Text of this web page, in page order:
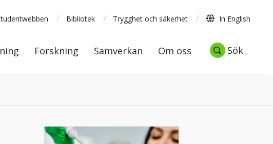
/ Bibliotek / Trygghet och säkerhet / In English
Forskning Samverkan Om oss Sök
Forskning Samverkan Om oss Sök